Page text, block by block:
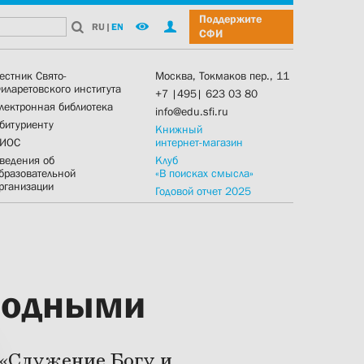
RU | EN
Поддержите
СФИ
Свято-
института
библиотека
об
Москва, Токмаков пер., 11
+7 |495| 623 03 80
info@edu.sfi.ru
Книжный
интернет-магазин
Клуб
«В поисках смысла»
Годовой отчет 2025